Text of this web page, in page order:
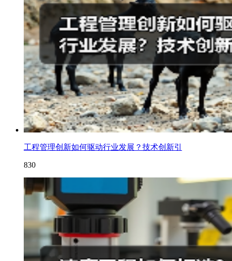
工程管理创新如何驱动行业发展？技术创新引
830